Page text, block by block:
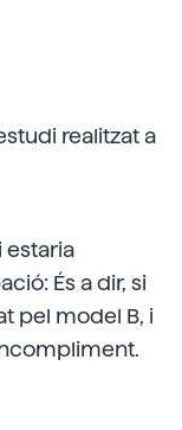
realitzat a
estaria
És a dir, si
pel model B, i